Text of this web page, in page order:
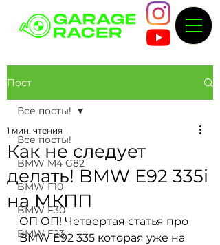
Пост
Все посты!
BMW M4 G82
BMW F10
BMW F30
BMW F23
Все посты!
Как не следует
делать! BMW E92 335i
на МКПП
1 мин. чтения
ОП ОП! Четвертая статья про
BMW E92 335 которая уже на